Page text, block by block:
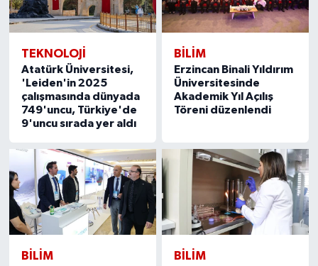
TEKNOLOJİ
Atatürk Üniversitesi,
'Leiden'in 2025
çalışmasında dünyada
749'uncu, Türkiye'de
9'uncu sırada yer aldı
BILIM
Erzincan Binali Yıldırım
Üniversitesinde
Akademik Yıl Açılış
Töreni düzenlendi
BILIM BILIM